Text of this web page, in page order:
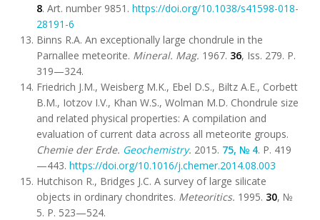
8. Art. number 9851. https://doi.org/10.1038/s41598-018-
28191-6
Binns R.A. An exceptionally large chondrule in the
Parnallee meteorite. Mineral. Mag. 1967. 36, Iss. 279. P.
319—324.
Friedrich J.M., Weisberg M.K., Ebel D.S., Biltz A.E., Corbett
B.M., Iotzov I.V., Khan W.S., Wolman M.D. Chondrule size
and related physical properties: A compilation and
evaluation of current data across all meteorite groups.
Chemie der Erde. Geochemistry. 2015. 75, № 4. P. 419
—443. https://doi.org/10.1016/j.chemer.2014.08.003
Hutchison R., Bridges J.C. A survey of large silicate
objects in ordinary chondrites. Meteoritics. 1995. 30, №
5. P. 523—524.